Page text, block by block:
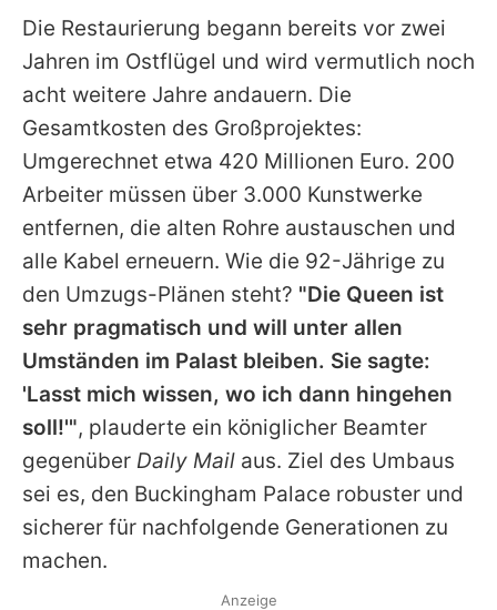
Die Restaurierung begann bereits vor zwei
Jahren im Ostflügel und wird vermutlich noch
acht weitere Jahre andauern. Die
Gesamtkosten des Großprojektes:
Umgerechnet etwa 420 Millionen Euro. 200
Arbeiter müssen über 3.000 Kunstwerke
entfernen, die alten Rohre austauschen und
alle Kabel erneuern. Wie die 92-Jährige zu
den Umzugs-Plänen steht? "Die Queen ist
sehr pragmatisch und will unter allen
Umständen im Palast bleiben. Sie sagte:
'Lasst mich wissen, wo ich dann hingehen
soll!'", plauderte ein königlicher Beamter
gegenüber Daily Mail aus. Ziel des Umbaus
sei es, den Buckingham Palace robuster und
sicherer für nachfolgende Generationen zu
machen.
Anzeige